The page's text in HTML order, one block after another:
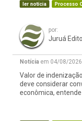
ler notícia Processo
por:
Juruá
Notícia em 04/08/2026
Valor de
deve considerar
econômica, entende